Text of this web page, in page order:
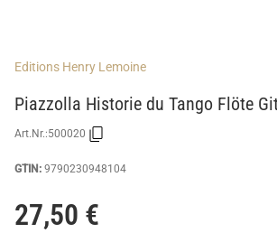
Editions Henry Lemoine
Piazzolla Historie du Tango Flöte
Art.Nr.:500020
GTIN: 9790230948104
27,50 €